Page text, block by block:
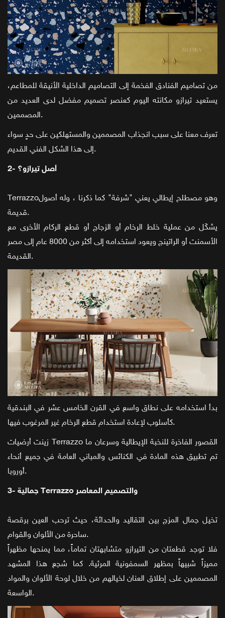
من تصاميم الفنادق الفخمة إلى التصاميم الداخلية الأنيقة للمطاعم،
يستعيد تيرازو مكانته اليوم كعنصر تصميم مفضل لدى العديد من
المصممين.
تعرف معنا على سبب انجذاب المصممين والمستهلكين على حدٍ سواء
إلى هذا الشكل الفني القديم.
2- أصل تيرازو؟
Terrazzoوهو مصطلح إيطالي يعني "شرفة" كما ذكرنا ، وله أصول
قديمة.
يشكَل من عملية خلط الرخام أو الزجاج أو قطع الركام الأخرى مع
الأسمنت أو الراتينج ويعود استخدامه إلى أكثر من 8000 عام إلى مصر
القديمة.
بدأ استخدامه على نطاق واسع في القرن الخامس عشر في البندقية
كأسلوب لإعادة استخدام قطع الرخام غير المرغوب فيها.
زينت أرضيات Terrazzo القصور الفاخرة للنخبة الإيطالية وسرعان ما
تم تطبيق هذه المادة في الكنائس والمباني العامة في جميع أنحاء
أوروبا.
3- جمالية Terrazzo والتصميم المعاصر
تخيل جمال المزج بين التقاليد والحداثة، حيث ترحب العين برقصة
ساحرة من الألوان والقوام.
فلا توجد قطعتان من التيرازو متشابهتان تماماً، مما يمنحها مظهراً
مميزاً شبيهاً بمظهر السمفونية المرئية. كما شجع هذا المشهد
المصممين على إطلاق العنان لخيالهم من خلال لوحة الألوان والمواد
الواسعة.